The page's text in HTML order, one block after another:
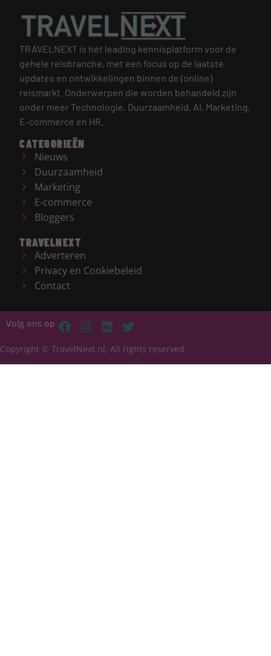
TRAVELNEXT is hét leading kennisplatform voor de
gehele reisbranche, met een focus op de laatste
updates en ontwikkelingen binnen de (online)
reismarkt. Onderwerpen die worden behandeld zijn
onder meer Technologie, Duurzaamheid, AI, Marketing,
E-commerce en HR.
CATEGORIEËN
Nieuws
Duurzaamheid
Marketing
E-commerce
Bloggers
TRAVELNEXT
Adverteren
Privacy en Cookiebeleid
Contact
Volg ons op
Copyright © TravelNext.nl, All rights reserved.